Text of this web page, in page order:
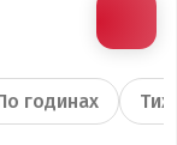
годинах